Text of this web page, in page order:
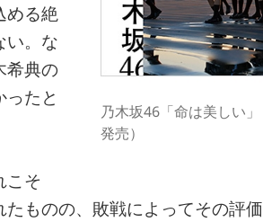
乃木坂46「命は美しい
発売）
める絶
い。な
希典の
たと
こそ
たものの、敗戦によってその評